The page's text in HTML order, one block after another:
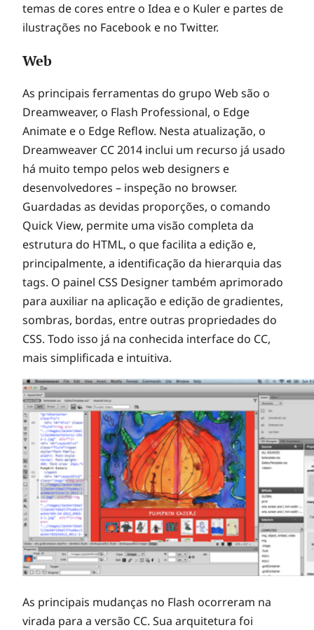
temas de cores entre o Idea e o Kuler e partes de
ilustrações no Facebook e no Twitter.
Web
As principais ferramentas do grupo Web são o
Dreamweaver, o Flash Professional, o Edge
Animate e o Edge Reflow. Nesta atualização, o
Dreamweaver CC 2014 inclui um recurso já usado
há muito tempo pelos web designers e
desenvolvedores – inspeção no browser.
Guardadas as devidas proporções, o comando
Quick View, permite uma visão completa da
estrutura do HTML, o que facilita a edição e,
principalmente, a identificação da hierarquia das
tags. O painel CSS Designer também aprimorado
para auxiliar na aplicação e edição de gradientes,
sombras, bordas, entre outras propriedades do
CSS. Todo isso já na conhecida interface do CC,
mais simplificada e intuitiva.
As principais mudanças no Flash ocorreram na
virada para a versão CC. Sua arquitetura foi